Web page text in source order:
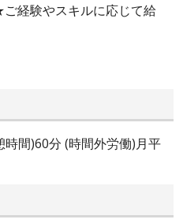
経験やスキルに応じて給
間)60分 (時間外労働)月平